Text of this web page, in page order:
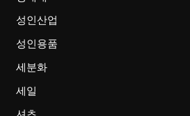
성인산업
성인용품
세분화
세일